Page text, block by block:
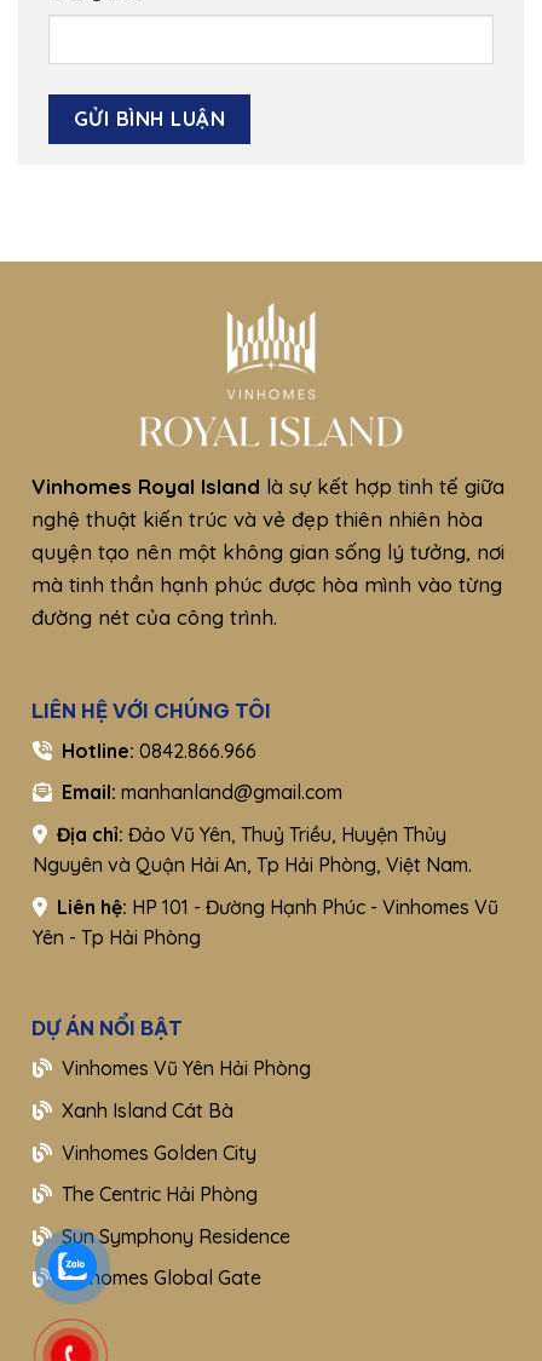
Vinhomes Royal Island là sự kết hợp tinh tế giữa
nghệ thuật kiến trúc và vẻ đẹp thiên nhiên hòa
quyện tạo nên một không gian sống lý tưởng, nơi
mà tinh thần hạnh phúc được hòa mình vào từng
đường nét của công trình.
LIÊN HỆ VỚI CHÚNG TÔI
Hotline: 0842.866.966
Email: manhanland@gmail.com
Địa chỉ: Đảo Vũ Yên, Thuỷ Triều, Huyện Thủy
Nguyên và Quận Hải An, Tp Hải Phòng, Việt Nam.
Liên hệ: HP 101 - Đường Hạnh Phúc - Vinhomes Vũ
Yên - Tp Hải Phòng
DỰ ÁN NỔI BẬT
Vinhomes Vũ Yên Hải Phòng
Xanh Island Cát Bà
Vinhomes Golden City
The Centric Hải Phòng
Sun Symphony Residence
Vinhomes Global Gate